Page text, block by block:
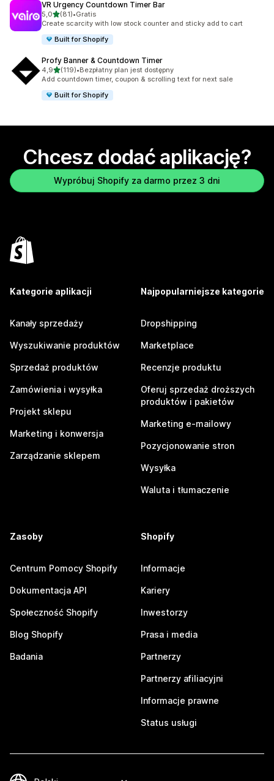
VR Urgency Countdown Timer Bar
5,0na 5 gwiazdek
(81)
Łączna liczba recenzji: 81
•Gratis
Create scarcity with low stock counter and sticky add to cart
Built for Shopify
Profy Banner & Countdown Timer
4,9na 5 gwiazdek
(119)
Łączna liczba recenzji: 119
•Bezpłatny plan jest dostępny
Add countdown timer, coupon & scrolling text for next sale
Built for Shopify
Chcesz dodać aplikację?
Wypróbuj Shopify za darmo przez 3 dni
Kategorie aplikacji
Kanały sprzedaży
Wyszukiwanie produktów
Sprzedaż produktów
Zamówienia i wysyłka
Projekt sklepu
Marketing i konwersja
Zarządzanie sklepem
Najpopularniejsze kategorie
Dropshipping
Marketplace
Recenzje produktu
Oferuj sprzedaż droższych
produktów i pakietów
Marketing e-mailowy
Pozycjonowanie stron
Wysyłka
Waluta i tłumaczenie
Zasoby
Centrum Pomocy Shopify
Dokumentacja API
Społeczność Shopify
Blog Shopify
Badania
Shopify
Informacje
Kariery
Inwestorzy
Prasa i media
Partnerzy
Partnerzy afiliacyjni
Informacje prawne
Status usługi